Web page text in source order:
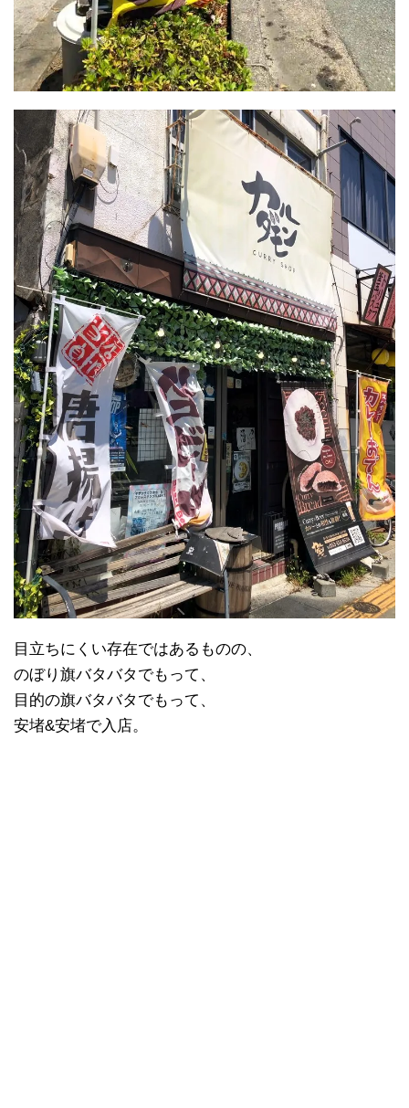
目立ちにくい存在ではあるものの、
のぼり旗バタバタでもって、
目的の旗バタバタでもって、
安堵&安堵で入店。